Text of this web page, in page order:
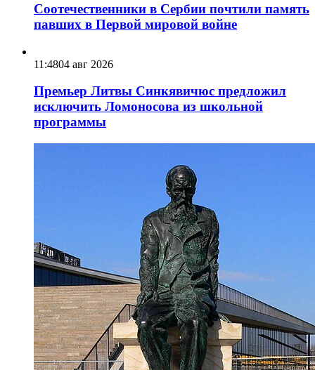
Соотечественники в Сербии почтили память
павших в Первой мировой войне
11:4804 авг 2026
Премьер Литвы Синкявичюс предложил
исключить Ломоносова из школьной
программы